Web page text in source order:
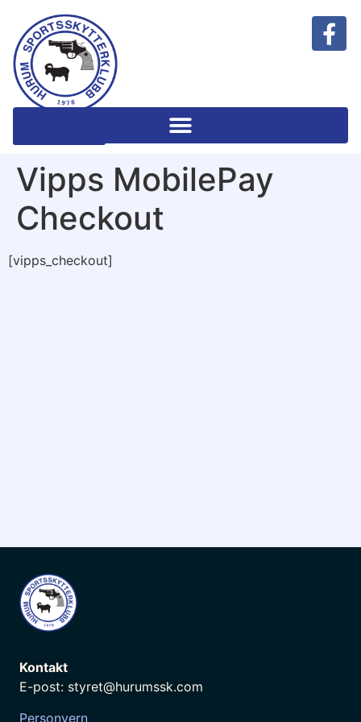
Vipps MobilePay
Checkout
[vipps_checkout]
Kontakt
E-post: styret@hurumssk.com
Personvern